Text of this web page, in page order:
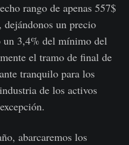
rango de apenas 557$
dejándonos un precio
3,4% del mínimo del
el tramo de final de
tranquilo para los
de los activos
abarcaremos los